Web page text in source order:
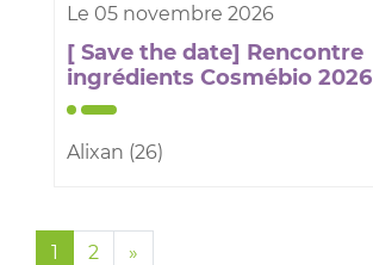
Le 05 novembre 2026
[ Save the date] Rencontre
ingrédients Cosmébio 2026
Alixan (26)
1 2 »